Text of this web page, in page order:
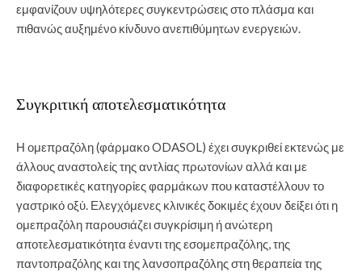
εμφανίζουν υψηλότερες συγκεντρώσεις στο πλάσμα και
πιθανώς αυξημένο κίνδυνο ανεπιθύμητων ενεργειών.
Συγκριτική αποτελεσματικότητα
Η ομεπραζόλη (φάρμακο ODASOL) έχει συγκριθεί εκτενώς με
άλλους αναστολείς της αντλίας πρωτονίων αλλά και με
διαφορετικές κατηγορίες φαρμάκων που καταστέλλουν το
γαστρικό οξύ. Ελεγχόμενες κλινικές δοκιμές έχουν δείξει ότι η
ομεπραζόλη παρουσιάζει συγκρίσιμη ή ανώτερη
αποτελεσματικότητα έναντι της εσομεπραζόλης, της
παντοπραζόλης και της λανσοπραζόλης στη θεραπεία της